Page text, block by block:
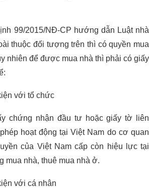
99/2015/NĐ-CP hướng dẫn Luật nhà
thuộc đối tượng trên thì có quyền mua
nhiên để được mua nhà thì phải có giấy
với tổ chức
chứng nhận đầu tư hoặc giấy tờ liên
hoạt động tại Việt Nam do cơ quan
của Việt Nam cấp còn hiệu lực tại
mua nhà, thuê mua nhà ở.
với cá nhân